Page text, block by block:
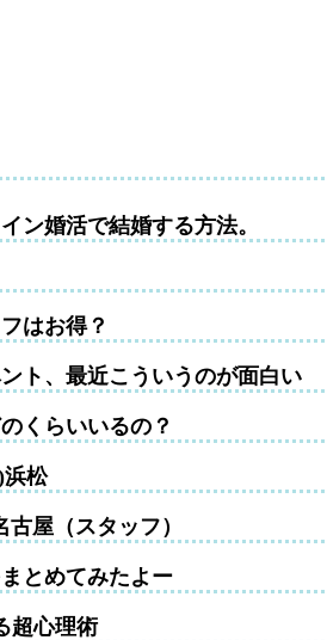
ン婚活で結婚する方法。
はお得？
ト、最近こういうのが面白い
くらいいるの？
浜松
古屋（スタッフ）
とめてみたよー
超心理術